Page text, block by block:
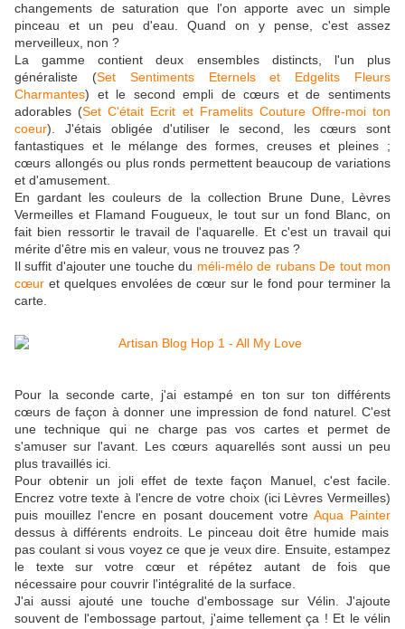
changements de saturation que l'on apporte avec un simple
pinceau et un peu d'eau. Quand on y pense, c'est assez
merveilleux, non ?
La gamme contient deux ensembles distincts, l'un plus
généraliste (Set Sentiments Eternels et Edgelits Fleurs
Charmantes) et le second empli de cœurs et de sentiments
adorables (Set C'était Ecrit et Framelits Couture Offre-moi ton
coeur). J'étais obligée d'utiliser le second, les cœurs sont
fantastiques et le mélange des formes, creuses et pleines ;
cœurs allongés ou plus ronds permettent beaucoup de variations
et d'amusement.
En gardant les couleurs de la collection Brune Dune, Lèvres
Vermeilles et Flamand Fougueux, le tout sur un fond Blanc, on
fait bien ressortir le travail de l'aquarelle. Et c'est un travail qui
mérite d'être mis en valeur, vous ne trouvez pas ?
Il suffit d'ajouter une touche du méli-mélo de rubans De tout mon
cœur et quelques envolées de cœur sur le fond pour terminer la
carte.
Pour la seconde carte, j'ai estampé en ton sur ton différents
cœurs de façon à donner une impression de fond naturel. C'est
une technique qui ne charge pas vos cartes et permet de
s'amuser sur l'avant. Les cœurs aquarellés sont aussi un peu
plus travaillés ici.
Pour obtenir un joli effet de texte façon Manuel, c'est facile.
Encrez votre texte à l'encre de votre choix (ici Lèvres Vermeilles)
puis mouillez l'encre en posant doucement votre Aqua Painter
dessus à différents endroits. Le pinceau doit être humide mais
pas coulant si vous voyez ce que je veux dire. Ensuite, estampez
le texte sur votre cœur et répétez autant de fois que
nécessaire pour couvrir l'intégralité de la surface.
J'ai aussi ajouté une touche d'embossage sur Vélin. J'ajoute
souvent de l'embossage partout, j'aime tellement ça ! Et le vélin